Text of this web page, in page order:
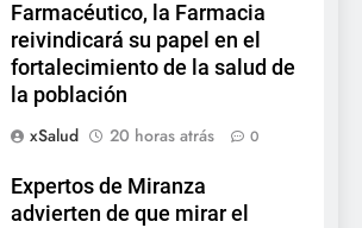
Farmacéutico, la Farmacia
reivindicará su papel en el
fortalecimiento de la salud de
la población
xSalud
20 horas atrás 0
Expertos de Miranza
advierten de que mirar el